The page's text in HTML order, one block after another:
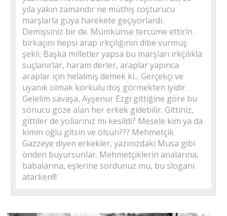
yıla yakın zamandır ne müthiş coşturucu
marşlarla güya harekete geçiyorlardı.
Demişsiniz bir de. Mümkünse tercüme ettirin
birkaçını hepsi arap ırkçılığının dibe vurmuş
şekli. Başka milletler yapsa bu marşları ırkçılıkla
suçlanırlar, haram derler, araplar yapınca
araplar için helalmiş demek ki... Gerçekçi ve
uyanık olmak korkulu düş görmekten iyidir.
Gelelim savaşa, Ayşenur Ezgi gittiğine göre bu
sonucu göze alan her erkek gidebilir. Gittiniz,
gittiler de yollarınız mı kesildi? Mesele kim ya da
kimin oğlu gitsin ve ölsün??? Mehmetçik
Gazzeye diyen erkekler, yazınızdaki Musa gibi
önden buyursunlar. Mehmetçiklerin analarına,
babalarına, eşlerine sordunuz mu, bu sloganı
atarken!!!